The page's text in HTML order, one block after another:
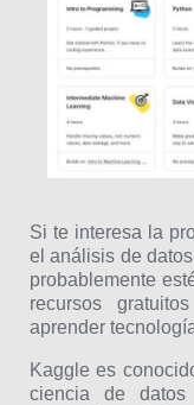
Si te interesa la
el análisis de
probablemente
recursos
aprender
Kaggle es
ciencia de datos